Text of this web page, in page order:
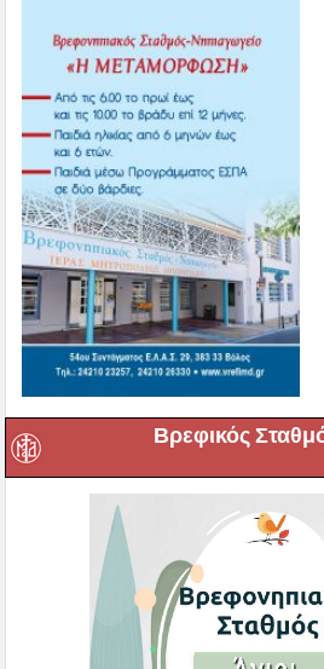
Βρεφικός